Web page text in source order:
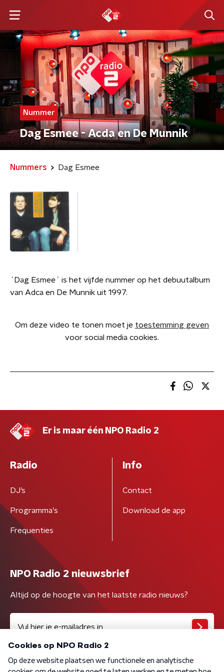
Nummer
Dag Esmee - Acda en De Munnik
Nummers Dag Esmee
´Dag Esmee´ is het vijfde nummer op het debuutalbum
van Adca en De Munnik uit 1997.
Om deze video te tonen moet je toestemming geven
voor social media cookies.
Er is maar één NPO Radio 2
Radio
DJ’s
Programma's
Frequenties
Info
Contact
Download de app
NPO Radio 2 nieuwsbrief
Altijd op de hoogte van het laatste radio nieuws?